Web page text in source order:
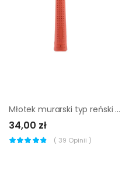
Młotek murarski typ reński 830 g 02A665 Top Tools
34,00 zł
( 39 Opinii )